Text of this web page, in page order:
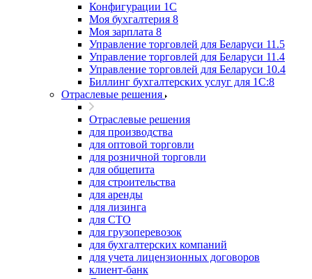
Конфигурации 1С
Моя бухгалтерия 8
Моя зарплата 8
Управление торговлей для Беларуси 11.5
Управление торговлей для Беларуси 11.4
Управление торговлей для Беларуси 10.4
Биллинг бухгалтерских услуг для 1С:8
Отраслевые решения
Отраслевые решения
для производства
для оптовой торговли
для розничной торговли
для общепита
для строительства
для аренды
для лизинга
для СТО
для грузоперевозок
для бухгалтерских компаний
для учета лицензионных договоров
клиент-банк